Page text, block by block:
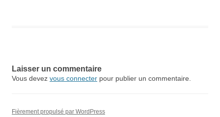
Laisser un commentaire
Vous devez vous connecter pour publier un commentaire.
Fièrement propulsé par WordPress